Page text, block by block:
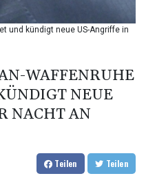
1.616126
2606.961815
0.934567
1055.612189
7.785184
7.782807
3648.558379
1.153523
30.568357
und kündigt neue US-Angriffe in
WAFFENRUHE
NEUE
NACHT AN
Teilen Teilen